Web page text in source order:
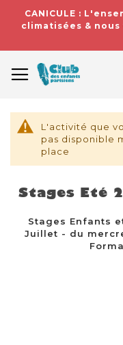
CANICULE :
climatisées & nous
L'activité que
pas disponible
place
Stages Eté
Stages Enfants
Juillet - du